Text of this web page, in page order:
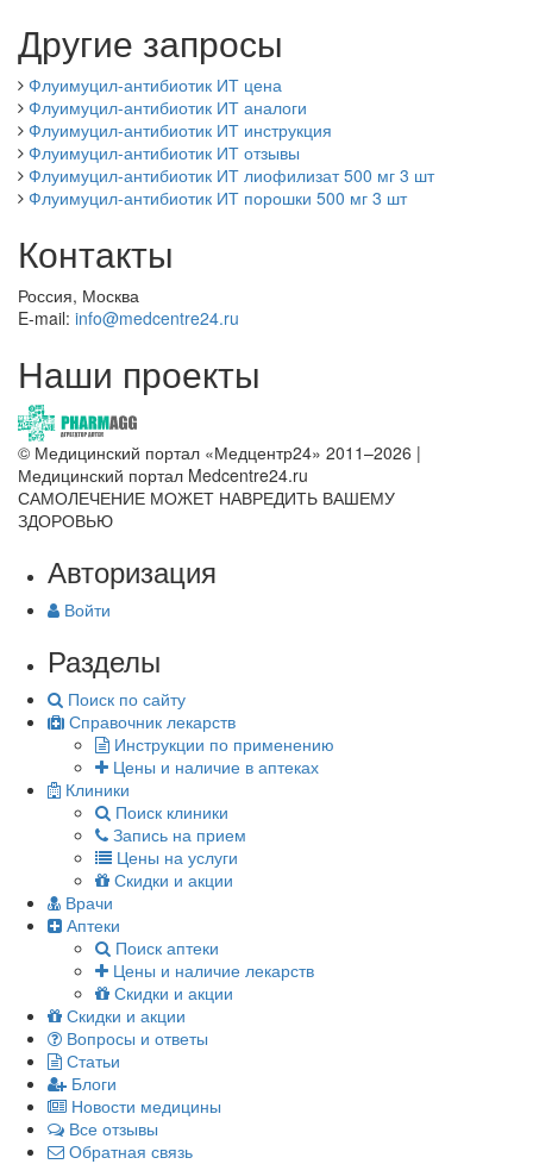
Другие запросы
Флуимуцил-антибиотик ИТ цена
Флуимуцил-антибиотик ИТ аналоги
Флуимуцил-антибиотик ИТ инструкция
Флуимуцил-антибиотик ИТ отзывы
Флуимуцил-антибиотик ИТ лиофилизат 500 мг 3 шт
Флуимуцил-антибиотик ИТ порошки 500 мг 3 шт
Контакты
Россия, Москва
E-mail: info@medcentre24.ru
Наши проекты
© Медицинский портал «Медцентр24» 2011–2026 |
Медицинский портал Medcentre24.ru
САМОЛЕЧЕНИЕ МОЖЕТ НАВРЕДИТЬ ВАШЕМУ
ЗДОРОВЬЮ
Авторизация
Войти
Разделы
Поиск по сайту
Справочник лекарств
Инструкции по применению
Цены и наличие в аптеках
Клиники
Поиск клиники
Запись на прием
Цены на услуги
Скидки и акции
Врачи
Аптеки
Поиск аптеки
Цены и наличие лекарств
Скидки и акции
Скидки и акции
Вопросы и ответы
Статьи
Блоги
Новости медицины
Все отзывы
Обратная связь